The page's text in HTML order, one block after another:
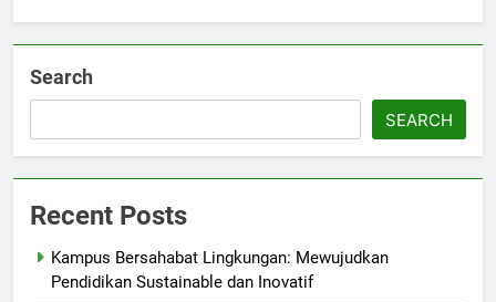
Search
SEARCH
Recent Posts
Kampus Bersahabat Lingkungan: Mewujudkan
Pendidikan Sustainable dan Inovatif